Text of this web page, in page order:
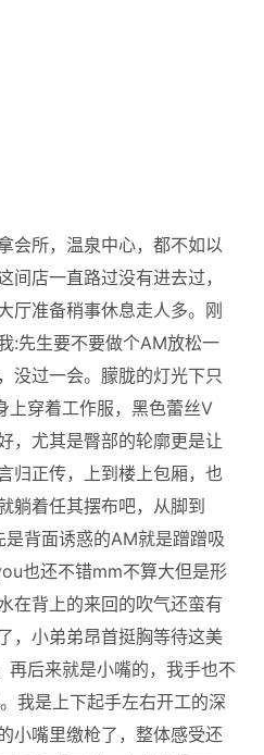
会所，温泉中心，都不如以
间店一直路过没有进去过，
厅准备稍事休息走人多。刚
:先生要不要做个AM放松一
没过一会。朦胧的灯光下只
上穿着工作服，黑色蕾丝V
，尤其是臀部的轮廓更是让
归正传，上到楼上包厢，也
躺着任其摆布吧，从脚到
背面诱惑的AM就是蹭蹭吸
也还不错mm不算大但是形
在背上的来回的吹气还蛮有
，小弟弟昂首挺胸等待这美
再后来就是小嘴的，我手也不
我是上下起手左右开工的深
小嘴里缴枪了，整体感受还